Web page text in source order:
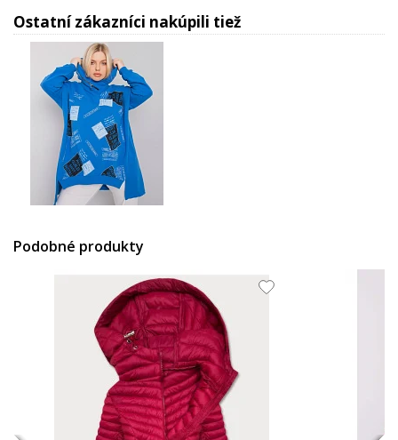
Ostatní zákazníci nakúpili tiež
Podobné produkty